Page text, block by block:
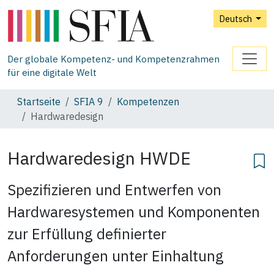
Deutsch
Der globale Kompetenz- und Kompetenzrahmen
für eine digitale Welt
Startseite SFIA 9
Kompetenzen
Hardwaredesign
Hardwaredesign HWDE
Spezifizieren und Entwerfen von
Hardwaresystemen und Komponenten
zur Erfüllung definierter
Anforderungen unter Einhaltung